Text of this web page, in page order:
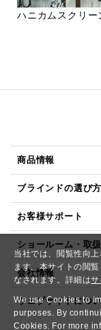
当社では、閲覧性向
ます。本サイトの閲
なされます。詳細はサ
We use Cookies to
purposes. By
Cookies. For more
ハニカムスクリー
商品情報
ブラインドの選び方
お客様サポート
ショールーム・取
会社情報
ウェブサイトにつ